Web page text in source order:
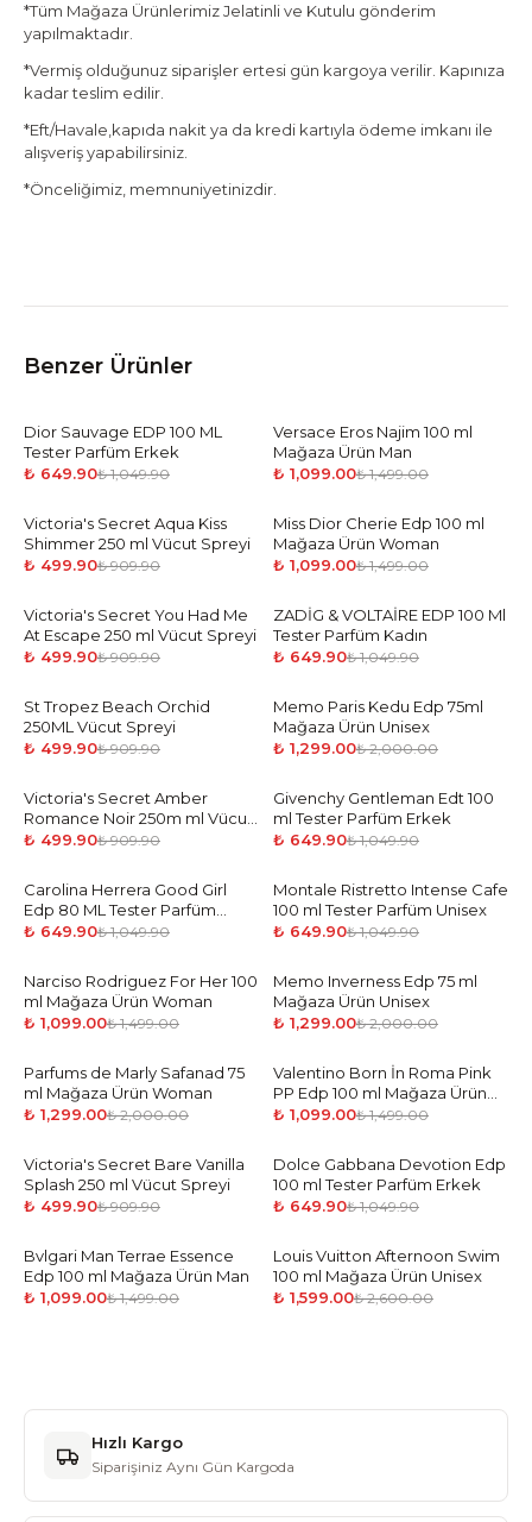
*Tüm Mağaza Ürünlerimiz Jelatinli ve Kutulu gönderim
yapılmaktadır.
*Vermiş olduğunuz siparişler ertesi gün kargoya verilir. Kapınıza
kadar teslim edilir.
*Eft/Havale,kapıda nakit ya da kredi kartıyla ödeme imkanı ile
alışveriş yapabilirsiniz.
*Önceliğimiz, memnuniyetinizdir.
Benzer Ürünler
-38%
Dior Sauvage EDP 100 ML
Tester Parfüm Erkek
₺ 649.90₺ 1,049.90
-27%
Versace Eros Najim 100 ml
Mağaza Ürün Man
₺ 1,099.00₺ 1,499.00
-45%
Victoria's Secret Aqua Kiss
Shimmer 250 ml Vücut Spreyi
₺ 499.90₺ 909.90
-27%
Miss Dior Cherie Edp 100 ml
Mağaza Ürün Woman
₺ 1,099.00₺ 1,499.00
-45%
Victoria's Secret You Had Me
At Escape 250 ml Vücut Spreyi
₺ 499.90₺ 909.90
-38%
ZADİG & VOLTAİRE EDP 100 Ml
Tester Parfüm Kadın
₺ 649.90₺ 1,049.90
-45%
St Tropez Beach Orchid
250ML Vücut Spreyi
₺ 499.90₺ 909.90
-35%
Memo Paris Kedu Edp 75ml
Mağaza Ürün Unisex
₺ 1,299.00₺ 2,000.00
-45%
Victoria's Secret Amber
Romance Noir 250m ml Vücut
Spreyi
₺ 499.90₺ 909.90
-38%
Givenchy Gentleman Edt 100
ml Tester Parfüm Erkek
₺ 649.90₺ 1,049.90
-38%
Carolina Herrera Good Girl
Edp 80 ML Tester Parfüm
Kadın
₺ 649.90₺ 1,049.90
-38%
Montale Ristretto Intense Cafe
100 ml Tester Parfüm Unisex
₺ 649.90₺ 1,049.90
-27%
Narciso Rodriguez For Her 100
ml Mağaza Ürün Woman
₺ 1,099.00₺ 1,499.00
-35%
Memo Inverness Edp 75 ml
Mağaza Ürün Unisex
₺ 1,299.00₺ 2,000.00
-35%
Parfums de Marly Safanad 75
ml Mağaza Ürün Woman
₺ 1,299.00₺ 2,000.00
-27%
Valentino Born İn Roma Pink
PP Edp 100 ml Mağaza Ürün
Woman
₺ 1,099.00₺ 1,499.00
-45%
Victoria's Secret Bare Vanilla
Splash 250 ml Vücut Spreyi
₺ 499.90₺ 909.90
-38%
Dolce Gabbana Devotion Edp
100 ml Tester Parfüm Erkek
₺ 649.90₺ 1,049.90
-27%
Bvlgari Man Terrae Essence
Edp 100 ml Mağaza Ürün Man
₺ 1,099.00₺ 1,499.00
-39%
Louis Vuitton Afternoon Swim
100 ml Mağaza Ürün Unisex
₺ 1,599.00₺ 2,600.00
Hızlı Kargo
Siparişiniz Aynı Gün Kargoda